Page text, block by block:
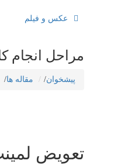
عکس و فیلم
مراحل انجام
پیشخوان/ مقاله ها/
تعویض